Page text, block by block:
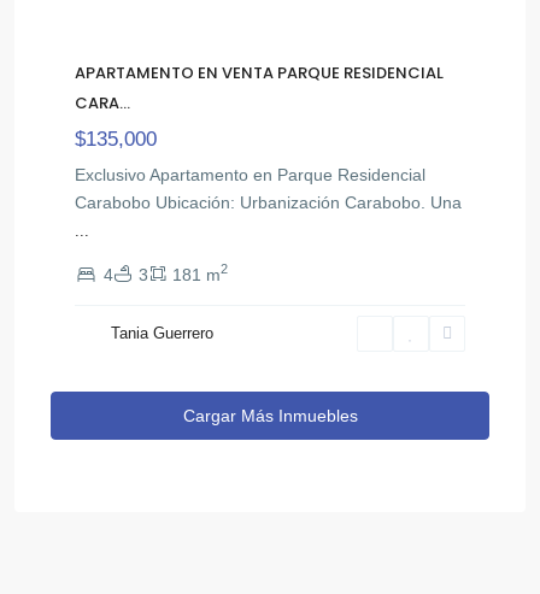
APARTAMENTO EN VENTA PARQUE RESIDENCIAL
CARA...
$135,000
Exclusivo Apartamento en Parque Residencial
Carabobo Ubicación: Urbanización Carabobo. Una
4 3 181 m2
Tania Guerrero
Cargar Más Inmuebles